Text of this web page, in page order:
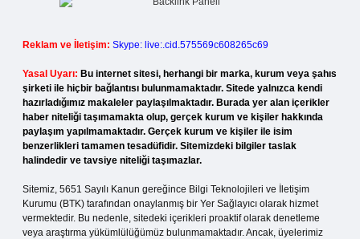
Reklam ve İletişim: Skype: live:.cid.575569c608265c69
Yasal Uyarı: Bu internet sitesi, herhangi bir marka, kurum veya şahıs
şirketi ile hiçbir bağlantısı bulunmamaktadır. Sitede yalnızca kendi
hazırladığımız makaleler paylaşılmaktadır. Burada yer alan içerikler
haber niteliği taşımamakta olup, gerçek kurum ve kişiler hakkında
paylaşım yapılmamaktadır. Gerçek kurum ve kişiler ile isim
benzerlikleri tamamen tesadüfidir. Sitemizdeki bilgiler taslak
halindedir ve tavsiye niteliği taşımazlar.
Sitemiz, 5651 Sayılı Kanun gereğince Bilgi Teknolojileri ve İletişim
Kurumu (BTK) tarafından onaylanmış bir Yer Sağlayıcı olarak hizmet
vermektedir. Bu nedenle, sitedeki içerikleri proaktif olarak denetleme
veya araştırma yükümlülüğümüz bulunmamaktadır. Ancak, üyelerimiz